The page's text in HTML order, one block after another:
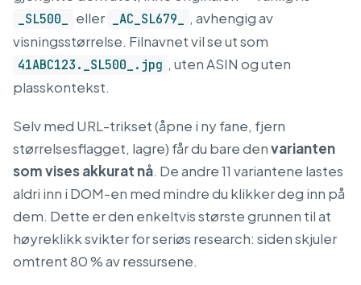
_SL500_ eller _AC_SL679_
, avhengig av
visningsstørrelse. Filnavnet vil se ut som
41ABC123._SL500_.jpg , uten ASIN og uten
plasskontekst.
Selv med URL-trikset (åpne i ny fane, fjern
størrelsesflagget, lagre) får du bare denvarianten
som vises akkurat nå. De andre 11 variantene lastes
aldri inn i DOM-en med mindre du klikker deg inn på
dem. Dette er den enkeltvis største grunnen til at
høyreklikk svikter for seriøs research: siden skjuler
omtrent 80 % av ressursene.